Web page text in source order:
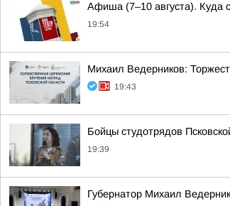
Афиша (7–10 августа). Куда
19:54
Михаил Ведерников:
19:43
Бойцы студотрядов
19:39
Губернатор Михаил